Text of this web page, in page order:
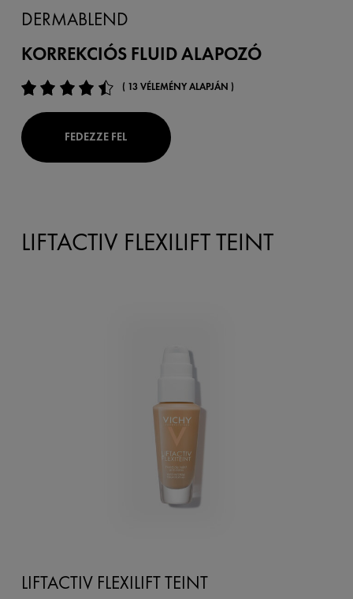
DERMABLEND
KORREKCIÓS FLUID ALAPOZÓ
( 13 VÉLEMÉNY ALAPJÁN )
FEDEZZE FEL
LIFTACTIV FLEXILIFT TEINT
LIFTACTIV FLEXILIFT TEINT